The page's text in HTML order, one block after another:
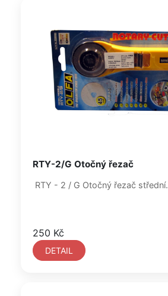
RTY-2/G Otočný řezač
RTY - 2 / G Otočný řezač střední.
250 Kč
DETAIL